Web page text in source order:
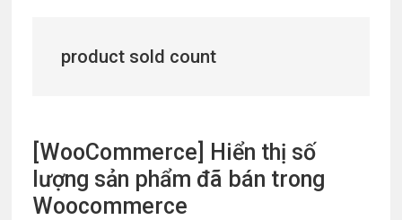
product sold count
[WooCommerce] Hiển thị số
lượng sản phẩm đã bán trong
Woocommerce